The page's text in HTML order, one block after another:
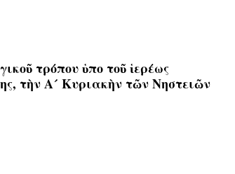
τρόπου ὑπο τοῦ ἱερέως
τὴν Α´ Κυριακὴν τῶν Νηστειῶν